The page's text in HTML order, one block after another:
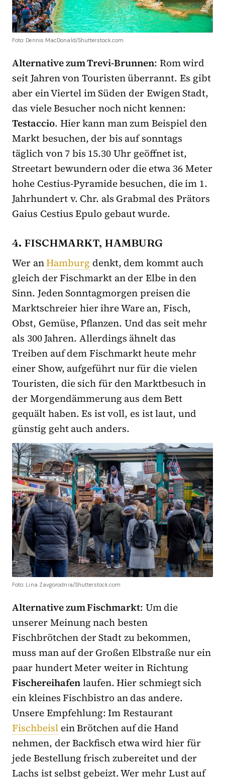
Foto: Dennis MacDonald/Shutterstock.com
Alternative zum Trevi-Brunnen: Rom wird
seit Jahren von Touristen überrannt. Es gibt
aber ein Viertel im Süden der Ewigen Stadt,
das viele Besucher noch nicht kennen:
Testaccio. Hier kann man zum Beispiel den
Markt besuchen, der bis auf sonntags
täglich von 7 bis 15.30 Uhr geöffnet ist,
Streetart bewundern oder die etwa 36 Meter
hohe Cestius-Pyramide besuchen, die im 1.
Jahrhundert v. Chr. als Grabmal des Prätors
Gaius Cestius Epulo gebaut wurde.
4. FISCHMARKT, HAMBURG
Wer anHamburg denkt, dem kommt auch
gleich der Fischmarkt an der Elbe in den
Sinn. Jeden Sonntagmorgen preisen die
Marktschreier hier ihre Ware an, Fisch,
Obst, Gemüse, Pflanzen. Und das seit mehr
als 300 Jahren. Allerdings ähnelt das
Treiben auf dem Fischmarkt heute mehr
einer Show, aufgeführt nur für die vielen
Touristen, die sich für den Marktbesuch in
der Morgendämmerung aus dem Bett
gequält haben. Es ist voll, es ist laut, und
günstig geht auch anders.
Foto: Lina Zavgorodnia/Shutterstock.com
Alternative zum Fischmarkt: Um die
unserer Meinung nach besten
Fischbrötchen der Stadt zu bekommen,
muss man auf der Großen Elbstraße nur ein
paar hundert Meter weiter in Richtung
Fischereihafenlaufen. Hier schmiegt sich
ein kleines Fischbistro an das andere.
Unsere Empfehlung: Im Restaurant
Fischbeisl ein Brötchen auf die Hand
nehmen, der Backfisch etwa wird hier für
jede Bestellung frisch zubereitet und der
Lachs ist selbst gebeizt. Wer mehr Lust auf